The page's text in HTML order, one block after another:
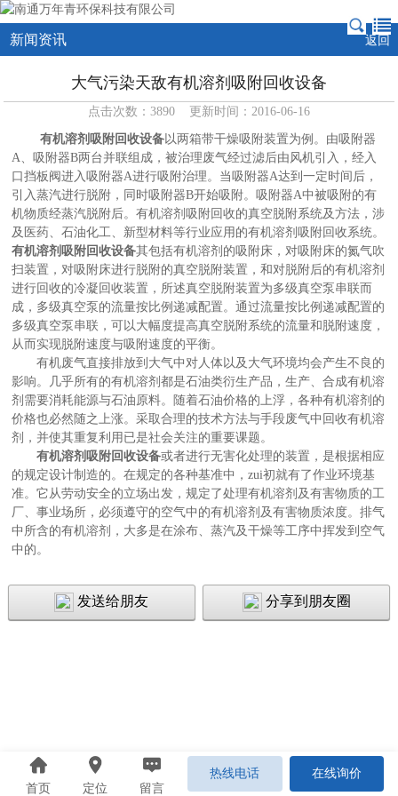
新闻资讯 返回
大气污染天敌有机溶剂吸附回收设备
点击次数：3890 更新时间：2016-06-16
有机溶剂吸附回收设备以两箱带干燥吸附装置为例。由吸附器
A、吸附器B两台并联组成，被治理废气经过滤后由风机引入，经入
口挡板阀进入吸附器A进行吸附治理。当吸附器A达到一定时间后，
引入蒸汽进行脱附，同时吸附器B开始吸附。吸附器A中被吸附的有
机物质经蒸汽脱附后。有机溶剂吸附回收的真空脱附系统及方法，涉
及医药、石油化工、新型材料等行业应用的有机溶剂吸附回收系统。
有机溶剂吸附回收设备其包括有机溶剂的吸附床，对吸附床的氮气吹
扫装置，对吸附床进行脱附的真空脱附装置，和对脱附后的有机溶剂
进行回收的冷凝回收装置，所述真空脱附装置为多级真空泵串联而
成，多级真空泵的流量按比例递减配置。通过流量按比例递减配置的
多级真空泵串联，可以大幅度提高真空脱附系统的流量和脱附速度，
从而实现脱附速度与吸附速度的平衡。
有机废气直接排放到大气中对人体以及大气环境均会产生不良的
影响。几乎所有的有机溶剂都是石油类衍生产品，生产、合成有机溶
剂需要消耗能源与石油原料。随着石油价格的上浮，各种有机溶剂的
价格也必然随之上涨。采取合理的技术方法与手段废气中回收有机溶
剂，并使其重复利用已是社会关注的重要课题。
有机溶剂吸附回收设备或者进行无害化处理的装置，是根据相应
的规定设计制造的。在规定的各种基准中，zui初就有了作业环境基
准。它从劳动安全的立场出发，规定了处理有机溶剂及有害物质的工
厂、事业场所，必须遵守的空气中的有机溶剂及有害物质浓度。排气
中所含的有机溶剂，大多是在涂布、蒸汽及干燥等工序中挥发到空气
中的。
发送给朋友 分享到朋友圈
首页 定位 留言
热线电话 在线询价